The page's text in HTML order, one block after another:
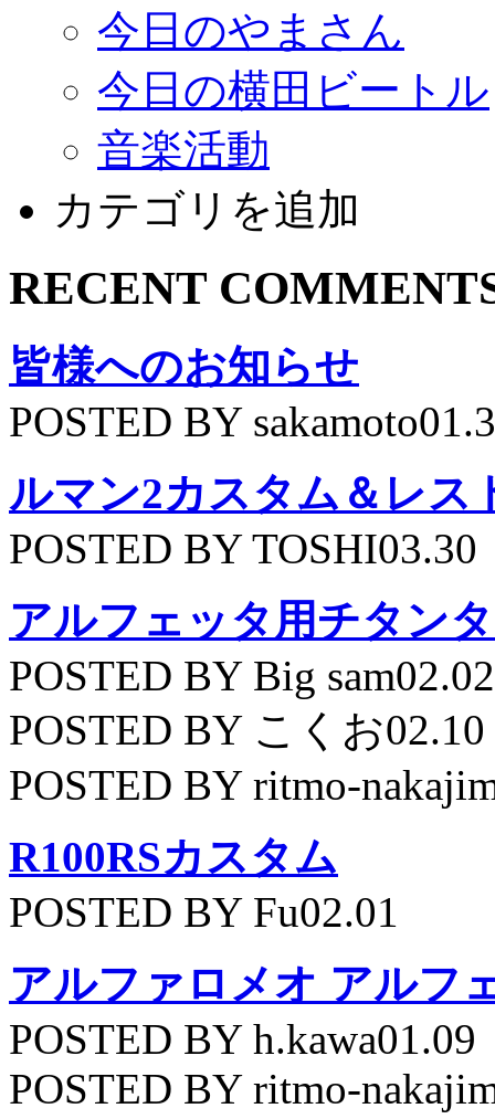
今日のやまさん
今日の横田ビートル
音楽活動
カテゴリを追加
RECENT
皆様へのお知らせ
POSTED BY
ルマン2カスタム＆レス
POSTED BY TOSHI03.30
アルフェッタ用チタン
POSTED BY Big sam02.02
POSTED BY こくお02.10
POSTED BY ritmo-
R100RSカスタム
POSTED BY Fu02.01
アルファロメオ アルフ
POSTED BY h.kawa01.09
POSTED BY ritmo-